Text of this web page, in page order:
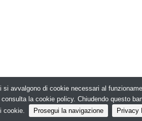
© Copyright 2026. PrintPUB.net - N.ro Iscrizione
avvalgono di cookie necessari al
la cookie policy. Chiudendo questo
cookie.
Prosegui la navigazione Privacy